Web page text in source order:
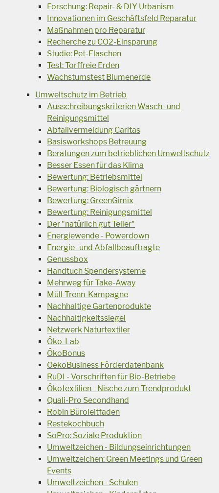
Forschung: Repair- & DIY Urbanism
Innovationen im Geschäftsfeld Reparatur
Maßnahmen pro Reparatur
Recherche zu CO2-Einsparung
Studie: Pet-Flaschen
Test: Torffreie Erden
Wachstumstest Blumenerde
Umweltschutz im Betrieb
Ausschreibungskriterien Wasch- und
Reinigungsmittel
Abfallvermeidung Caritas
Basisworkshops Betreuung
Beratungen zum betrieblichen Umweltschutz
Besser Essen für das Klima
Bewertung: Betriebsmittel
Bewertung: Biologisch gärtnern
Bewertung: GreenGimix
Bewertung: Reinigungsmittel
Der "natürlich gut Teller"
Energiewende - Powerdown
Energie- und Abfallbeauftragte
Genussbox
Handtuch Spendersysteme
Mehrweg für Take-Away
Müll-Trenn-Kampagne
Nachhaltige Gartenprodukte
Nachhaltigkeitssiegel
Netzwerk Naturtextiler
Öko-Lab
ÖkoBonus
OekoBusiness Förderdatenbank
RuDI - Vorschriften für Bio-Betriebe
Ökotextilien - Nische zum Trendprodukt
Quali-Pro Secondhand
Robin Büroleitfaden
Restekochbuch
SoPro: Soziale Produktion
Umweltzeichen - Bildungseinrichtungen
Umweltzeichen: Green Meetings und Green
Events
Umweltzeichen - Schulen